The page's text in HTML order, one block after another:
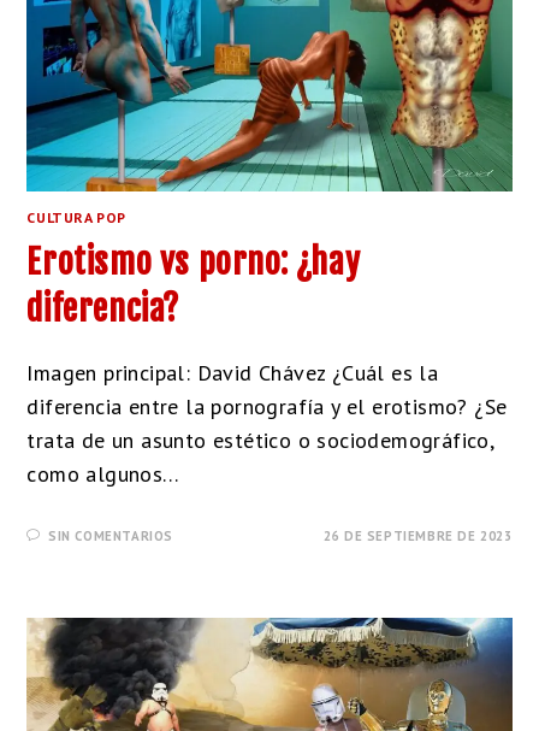
CULTURA POP
Erotismo vs porno: ¿hay
diferencia?
Imagen principal: David Chávez ¿Cuál es la
diferencia entre la pornografía y el erotismo? ¿Se
trata de un asunto estético o sociodemográfico,
como algunos…
SIN COMENTARIOS 26 DE SEPTIEMBRE DE 2023